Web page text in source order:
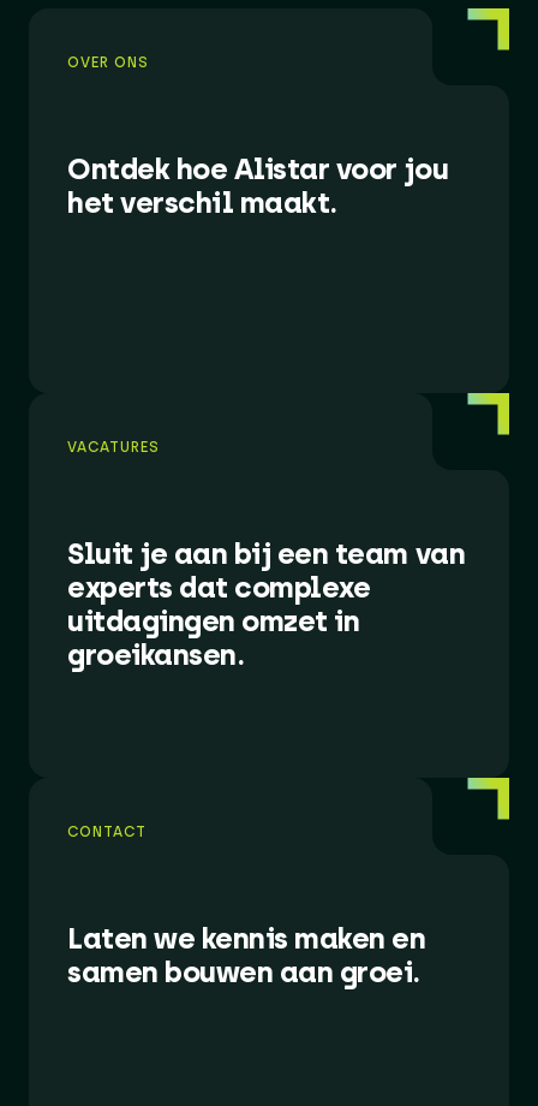
OVER ONS
Ontdek hoe Alistar voor jou
het verschil maakt.
VACATURES
Sluit je aan bij een team van
experts dat complexe
uitdagingen omzet in
groeikansen.
CONTACT
Laten we kennis maken en
samen bouwen aan groei.